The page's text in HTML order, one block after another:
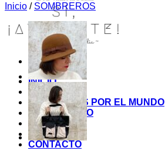
INICIO
TIENDA
MIS COSITAS POR EL MUNDO
EL COMIENZO
BLOG
PAGOS
CONTACTO
Inicio / SOMBREROS